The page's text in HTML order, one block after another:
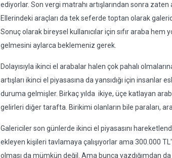
ediyorlar. Son vergi matrahı artışlarından sonra zaten
Ellerindeki araçları da tek seferde toptan olarak
Sonuç olarak bireysel kullanıcılar için sıfır araba hem
gelmesini aylarca beklemeniz gerek.
Dolayısıyla ikinci el arabalar halen çok pahalı
artışları ikinci el piyasasına da yansıdığı için
duruma gelmişler. Birkaç yılda ikiye, üçe katlayan
gelirleri diğer tarafta. Birikimi olanların bile paraları,
Galericiler son günlerde ikinci el piyasasını
ekleyen kişileri tavlamaya çalışıyorlar ama 300.000
olması da mümkün değil. Ama bunca yazdığımdan